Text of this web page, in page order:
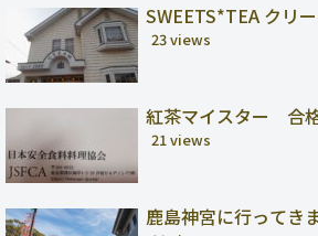
SWEETS*TEA クリ
23 views
紅茶マイスター 合
21 views
鹿島神宮に行ってき